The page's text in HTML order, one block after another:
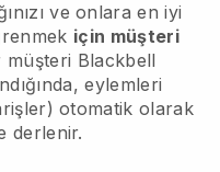
ve onlara en iyi
için müşteri
müşteri Blackbell
eylemleri
otomatik olarak
derlenir.